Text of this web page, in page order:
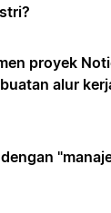
proyek
alur